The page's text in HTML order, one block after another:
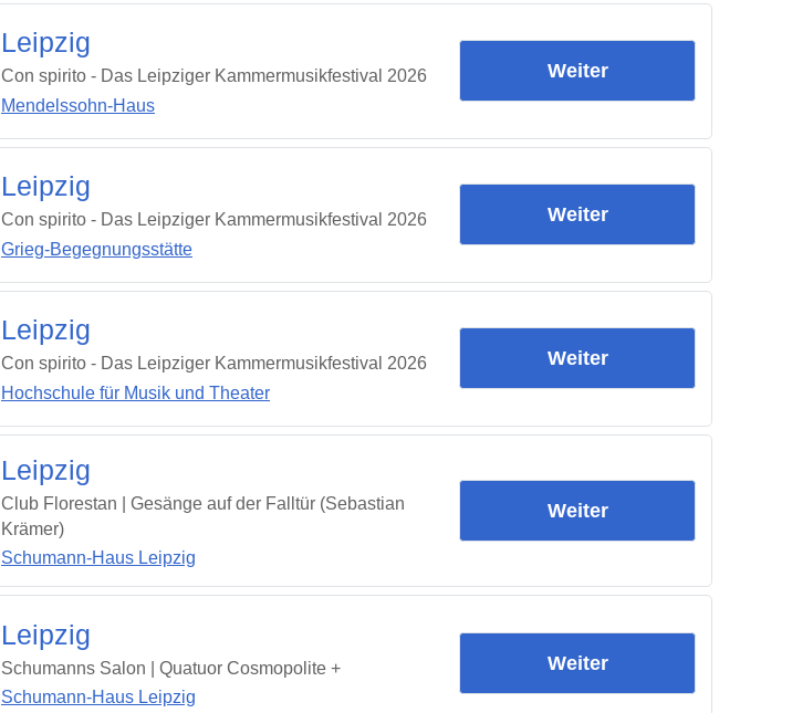
Leipzig
Con spirito - Das Leipziger Kammermusikfestival 2026
Mendelssohn-Haus
Weiter
Leipzig
Con spirito - Das Leipziger Kammermusikfestival 2026
Grieg-Begegnungsstätte
Weiter
Leipzig
Con spirito - Das Leipziger Kammermusikfestival 2026
Hochschule für Musik und Theater
Weiter
Leipzig
Club Florestan | Gesänge auf der Falltür (Sebastian
Krämer)
Schumann-Haus Leipzig
Weiter
Leipzig
Schumanns Salon | Quatuor Cosmopolite +
Schumann-Haus Leipzig
Weiter